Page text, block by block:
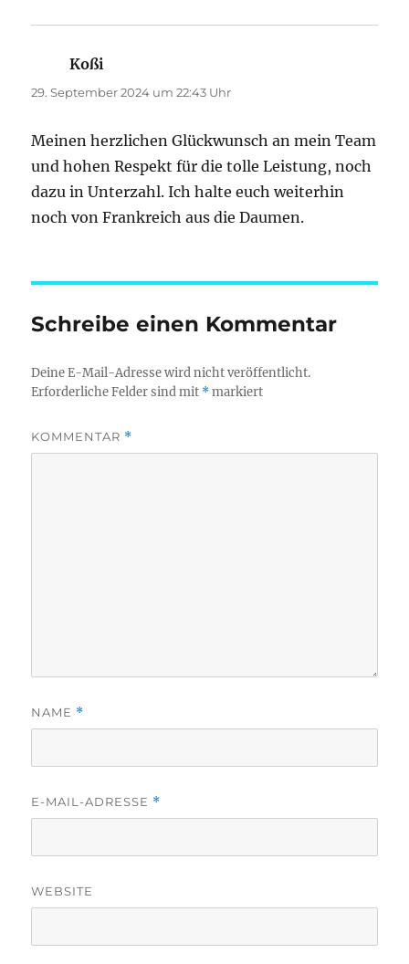
Koßi
29. September 2024 um 22:43 Uhr
Meinen herzlichen Glückwunsch an mein Team
und hohen Respekt für die tolle Leistung, noch
dazu in Unterzahl. Ich halte euch weiterhin
noch von Frankreich aus die Daumen.
Schreibe einen Kommentar
Deine E-Mail-Adresse wird nicht veröffentlicht.
Erforderliche Felder sind mit *markiert
KOMMENTAR *
NAME *
E-MAIL-ADRESSE *
WEBSITE